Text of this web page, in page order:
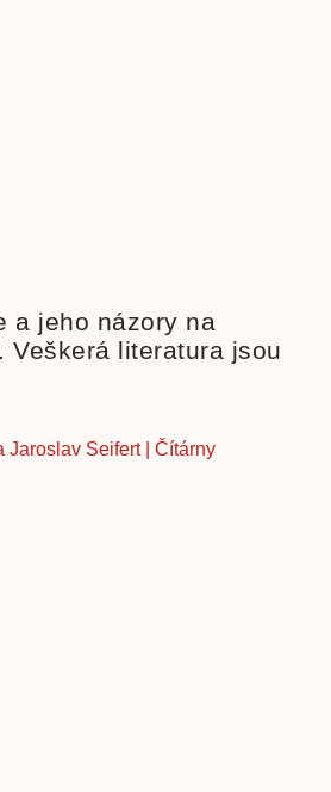
a jeho názory na
Veškerá literatura jsou